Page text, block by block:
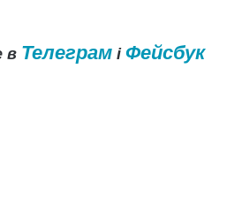
в Телеграмі Фейсбук